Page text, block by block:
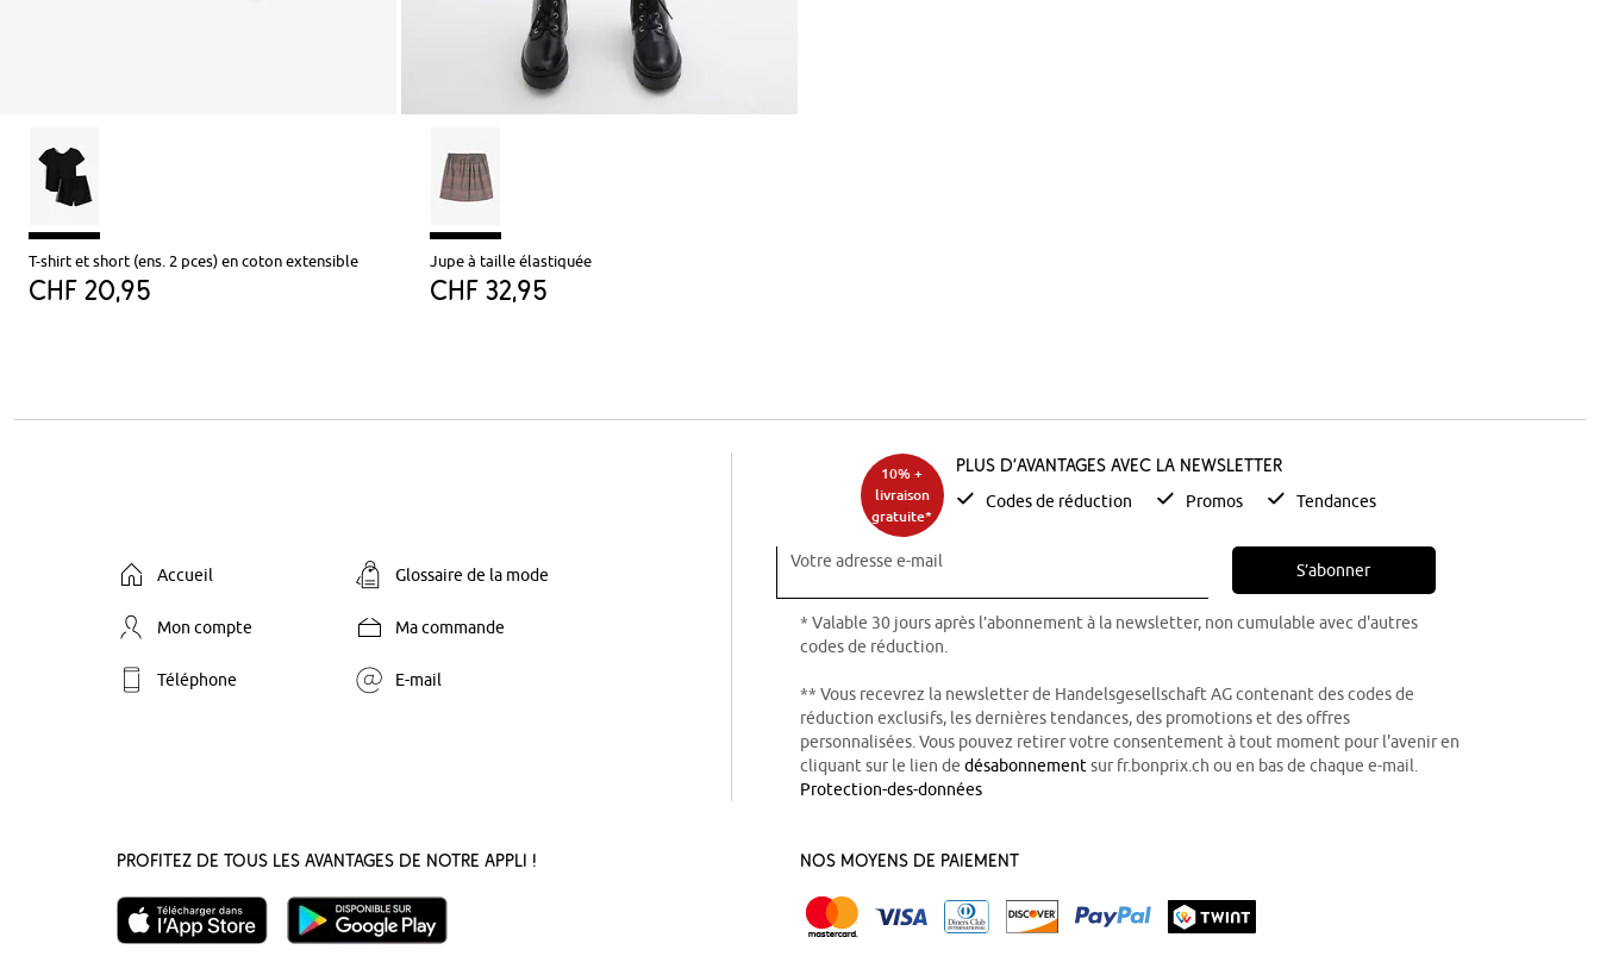
T-shirt et short (ens. 2 pces) en coton extensible
CHF 20,95
Jupe à taille élastiquée
CHF 32,95
Accueil Glossaire de la mode
Mon compte Ma commande
Téléphone E-mail
10% +
livraison
gratuite*
Plus d’avantages avec la newsletter
Codes de réduction Promos Tendances
Votre adresse e-mail S’abonner
* Valable 30 jours après l’abonnement à la newsletter, non cumulable avec d'autres
codes de réduction.
** Vous recevrez la newsletter de Handelsgesellschaft AG contenant des codes de
réduction exclusifs, les dernières tendances, des promotions et des offres
personnalisées. Vous pouvez retirer votre consentement à tout moment pour l'avenir en
cliquant sur le lien de désabonnementsur fr.bonprix.ch ou en bas de chaque e-mail.
Protection-des-données
Profitez de tous les avantages de notre appli ! Nos Moyens de Paiement